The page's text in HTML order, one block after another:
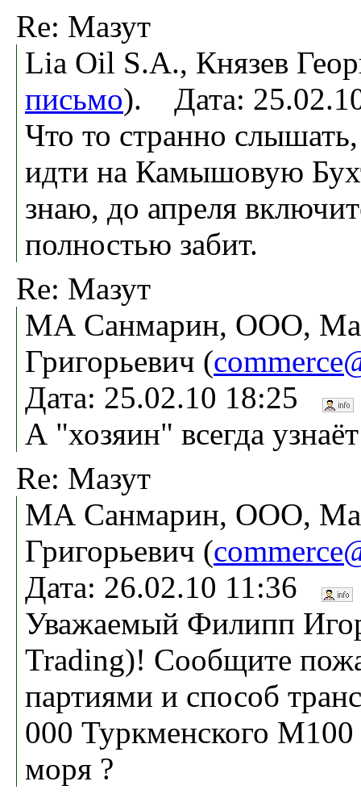
Re: Мазут
Lia Oil S.A., Князев
письмо). Дата:
Что то странно
идти на Камышовую
знаю, до апреля
полностью забит.
Re: Мазут
МА Санмарин, ООО,
Григорьевич (
Дата: 25.02.10 18:25
А "хозяин" всегда
Re: Мазут
МА Санмарин, ООО,
Григорьевич (
Дата: 26.02.10 11:36
Уважаемый Филипп
Trading)! Сообщите
партиями и способ
000 Туркменского
моря ?